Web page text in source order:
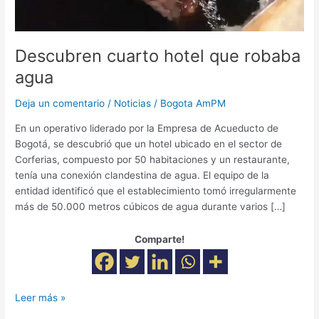
Descubren cuarto hotel que robaba
agua
Deja un comentario / Noticias / Bogota AmPM
En un operativo liderado por la Empresa de Acueducto de
Bogotá, se descubrió que un hotel ubicado en el sector de
Corferias, compuesto por 50 habitaciones y un restaurante,
tenía una conexión clandestina de agua. El equipo de la
entidad identificó que el establecimiento tomó irregularmente
más de 50.000 metros cúbicos de agua durante varios […]
Comparte!
Leer más »